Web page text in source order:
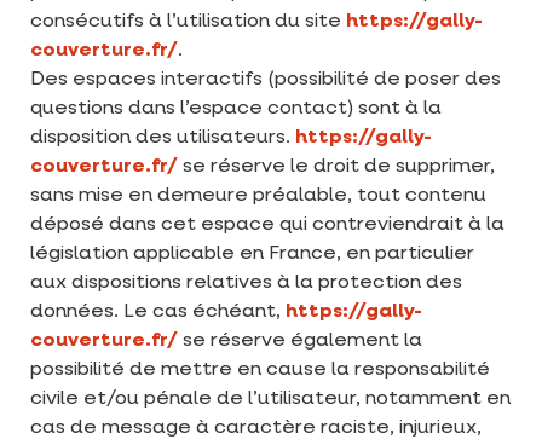
consécutifs à l’utilisation du site https://gally-
couverture.fr/.
Des espaces interactifs (possibilité de poser des
questions dans l’espace contact) sont à la
disposition des utilisateurs. https://gally-
couverture.fr/ se réserve le droit de supprimer,
sans mise en demeure préalable, tout contenu
déposé dans cet espace qui contreviendrait à la
législation applicable en France, en particulier
aux dispositions relatives à la protection des
données. Le cas échéant, https://gally-
couverture.fr/ se réserve également la
possibilité de mettre en cause la responsabilité
civile et/ou pénale de l’utilisateur, notamment en
cas de message à caractère raciste, injurieux,